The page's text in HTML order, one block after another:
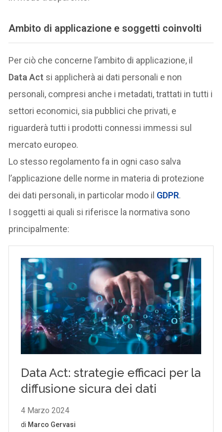
Ambito di applicazione e soggetti coinvolti
Per ciò che concerne l’ambito di applicazione, il
Data Act si applicherà ai dati personali e non
personali, compresi anche i metadati, trattati in tutti i
settori economici, sia pubblici che privati, e
riguarderà tutti i prodotti connessi immessi sul
mercato europeo.
Lo stesso regolamento fa in ogni caso salva
l’applicazione delle norme in materia di protezione
dei dati personali, in particolar modo il GDPR.
I soggetti ai quali si riferisce la normativa sono
principalmente: